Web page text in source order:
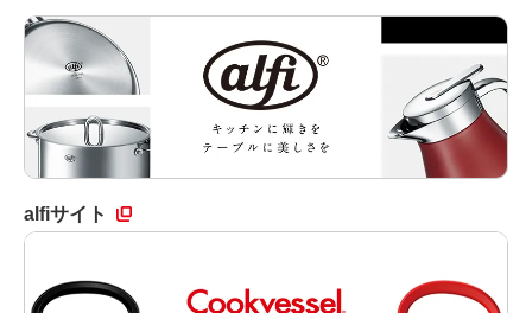
alfiサイト